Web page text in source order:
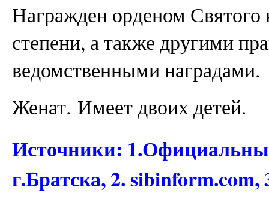
Награжден орденом Святого
степени, а также другими
ведомственными наградами.
Женат. Имеет двоих детей.
Источники:
г.Братска, 2.